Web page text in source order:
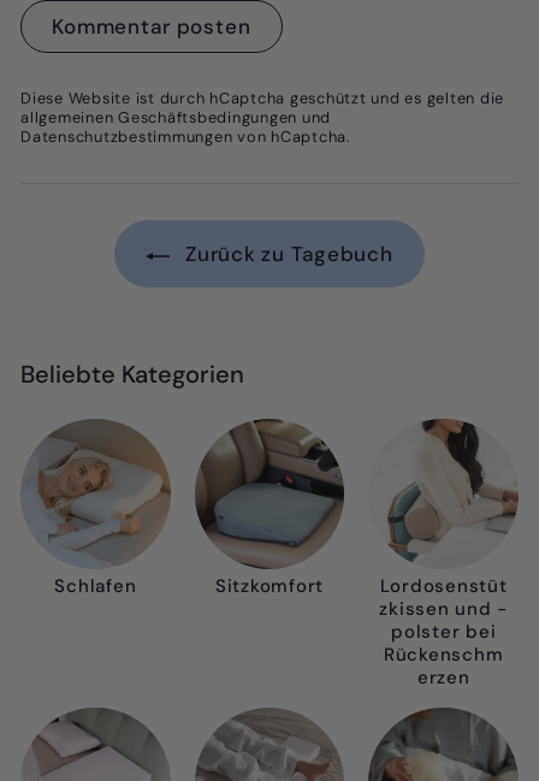
Kommentar posten
Diese Website ist durch hCaptcha geschützt und es gelten die
allgemeinen Geschäftsbedingungen und
Datenschutzbestimmungen von hCaptcha.
Zurück zu Tagebuch
Beliebte Kategorien
Schlafen Sitzkomfort
Lordosenstüt
zkissen und -
polster bei
Rückenschm
erzen